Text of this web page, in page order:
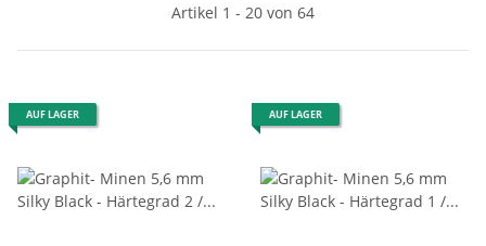
Artikel 1 - 20 von 64
AUF LAGER AUF LAGER